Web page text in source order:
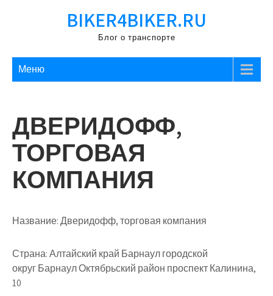
BIKER4BIKER.RU
Блог о транспорте
Меню
ДВЕРИДОФФ,
ТОРГОВАЯ
КОМПАНИЯ
Название:Дверидофф, торговая компания
Страна:Алтайский край Барнаул городской
округ Барнаул Октябрьский район проспект Калинина,
10